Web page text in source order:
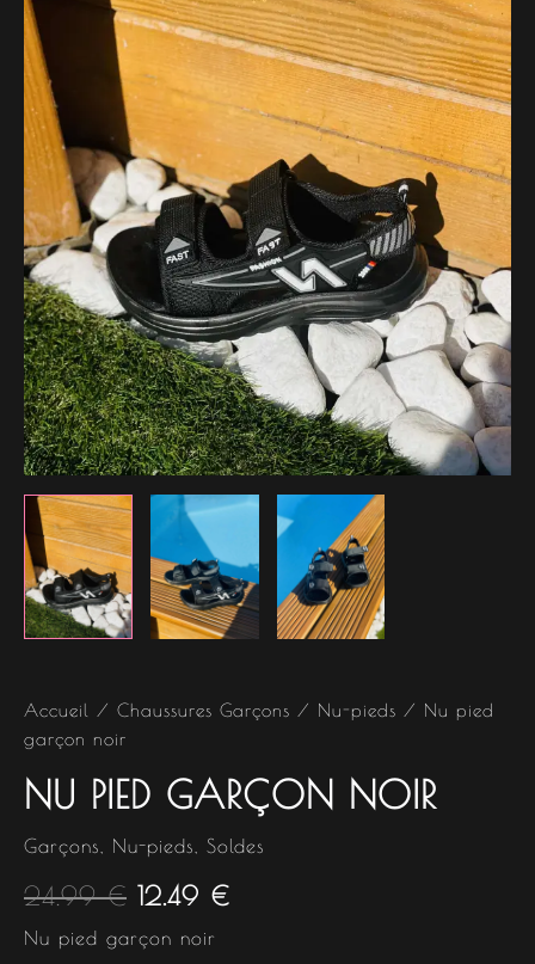
Accueil / Chaussures Garçons / Nu-pieds / Nu pied
garçon noir
NU PIED GARÇON NOIR
Garçons Nu-pieds Soldes
24.99€
24.99 €.
12.49 €
12.49 €.
Nu pied garçon noir